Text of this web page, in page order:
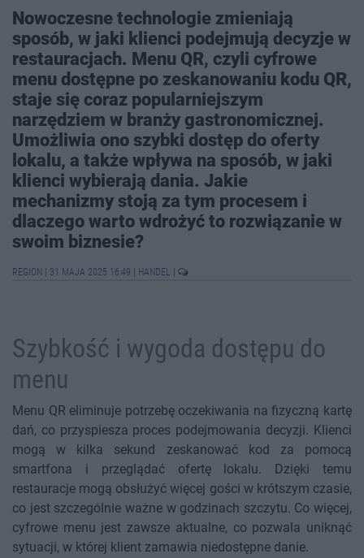
Nowoczesne technologie zmieniają
sposób, w jaki klienci podejmują decyzje w
restauracjach. Menu QR, czyli cyfrowe
menu dostępne po zeskanowaniu kodu QR,
staje się coraz popularniejszym
narzędziem w branży gastronomicznej.
Umożliwia ono szybki dostęp do oferty
lokalu, a także wpływa na sposób, w jaki
klienci wybierają dania. Jakie
mechanizmy stoją za tym procesem i
dlaczego warto wdrożyć to rozwiązanie w
swoim biznesie?
REGION 31 MAJA 2025 16:49 HANDEL
Szybkość i wygoda dostępu do
menu
Menu QR eliminuje potrzebę oczekiwania na fizyczną kartę
dań, co przyspiesza proces podejmowania decyzji. Klienci
mogą w kilka sekund zeskanować kod za pomocą
smartfona i przeglądać ofertę lokalu. Dzięki temu
restauracje mogą obsłużyć więcej gości w krótszym czasie,
co jest szczególnie ważne w godzinach szczytu. Co więcej,
cyfrowe menu jest zawsze aktualne, co pozwala uniknąć
sytuacji, w której klient zamawia niedostępne danie.